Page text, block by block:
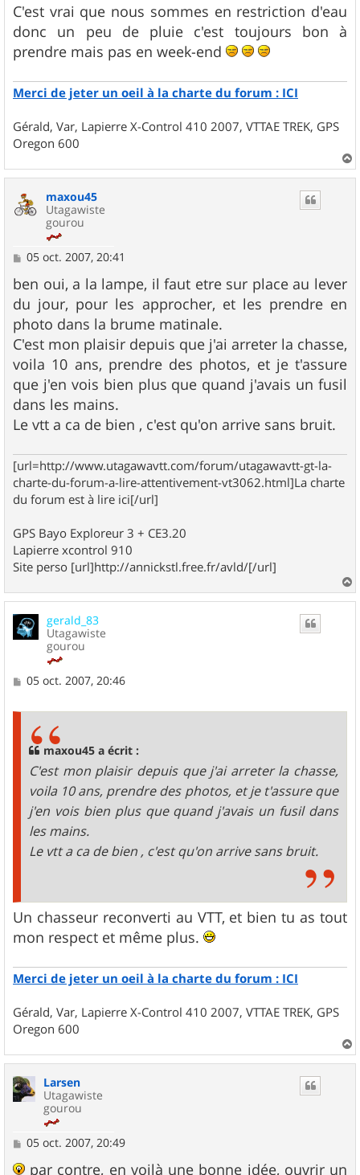
C'est vrai que nous sommes en restriction d'eau
donc un peu de pluie c'est toujours bon à
prendre mais pas en week-end
Merci de jeter un oeil à la charte du forum : ICI
Gérald, Var, Lapierre X-Control 410 2007, VTTAE TREK, GPS
Oregon 600
a
maxou45
Utagawiste
gourou
M
s
s
a
g
e
05 oct. 2007, 20:41
ben oui, a la lampe, il faut etre sur place au lever
du jour, pour les approcher, et les prendre en
photo dans la brume matinale.
C'est mon plaisir depuis que j'ai arreter la chasse,
voila 10 ans, prendre des photos, et je t'assure
que j'en vois bien plus que quand j'avais un fusil
dans les mains.
Le vtt a ca de bien , c'est qu'on arrive sans bruit.
[url=http://www.utagawavtt.com/forum/utagawavtt-gt-la-
charte-du-forum-a-lire-attentivement-vt3062.html]La charte
du forum est à lire ici[/url]
GPS Bayo Exploreur 3 + CE3.20
Lapierre xcontrol 910
Site perso [url]http://annickstl.free.fr/avld/[/url]
a
gerald_83
Utagawiste
gourou
M
05 oct. 2007, 20:46
maxou45 a écrit :
C'est mon plaisir depuis que j'ai arreter la chasse,
voila 10 ans, prendre des photos, et je t'assure que
j'en vois bien plus que quand j'avais un fusil dans
les mains.
Le vtt a ca de bien , c'est qu'on arrive sans bruit.
Un chasseur reconverti au VTT, et bien tu as tout
mon respect et même plus.
Merci de jeter un oeil à la charte du forum : ICI
Gérald, Var, Lapierre X-Control 410 2007, VTTAE TREK, GPS
Oregon 600
a
Larsen
Utagawiste
gourou
M
s
05 oct. 2007, 20:49
par contre, en voilà une bonne idée, ouvrir un